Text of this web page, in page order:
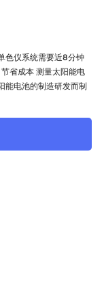
色仪系统需要近8分钟
省成本 测量太阳能电
能电池的制造研发而制